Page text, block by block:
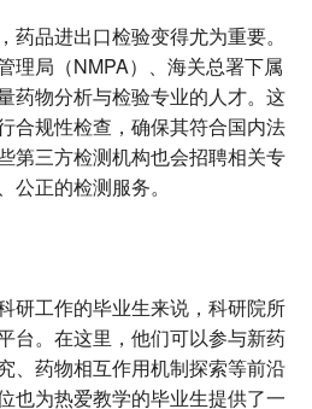
品进出口检验变得尤为重要。
理局（NMPA）、海关总署下属
药物分析与检验专业的人才。这
合规性检查，确保其符合国内法
第三方检测机构也会招聘相关专
公正的检测服务。
研工作的毕业生来说，科研院所
台。在这里，他们可以参与新药
、药物相互作用机制探索等前沿
也为热爱教学的毕业生提供了一